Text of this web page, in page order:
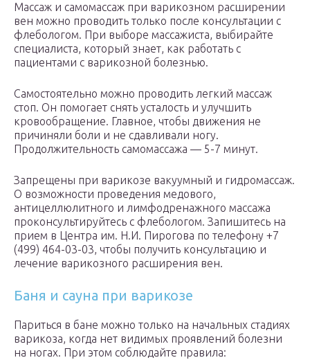
Массаж и самомассаж при варикозном расширении
вен можно проводить только после консультации с
флебологом. При выборе массажиста, выбирайте
специалиста, который знает, как работать с
пациентами с варикозной болезнью.
Самостоятельно можно проводить легкий массаж
стоп. Он помогает снять усталость и улучшить
кровообращение. Главное, чтобы движения не
причиняли боли и не сдавливали ногу.
Продолжительность самомассажа — 5-7 минут.
Запрещены при варикозе вакуумный и гидромассаж.
О возможности проведения медового,
антицеллюлитного и лимфодренажного массажа
проконсультируйтесь с флебологом. Запишитесь на
прием в Центра им. Н.И. Пирогова по телефону +7
(499) 464-03-03, чтобы получить консультацию и
лечение варикозного расширения вен.
Баня и сауна при варикозе
Париться в бане можно только на начальных стадиях
варикоза, когда нет видимых проявлений болезни
на ногах. При этом соблюдайте правила: